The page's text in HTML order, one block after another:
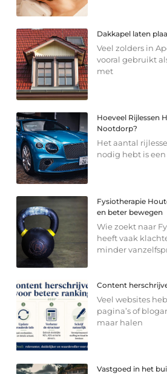
Dakkapel laten
Veel zolders in
vooral gebruikt
met
Hoeveel Rijlessen
Nootdorp?
Het aantal
nodig hebt is
Fysiotherapie
en beter bewegen
Wie zoekt naar
heeft vaak
minder
Content
Veel websites
pagina’s of
maar halen
Vastgoed in het